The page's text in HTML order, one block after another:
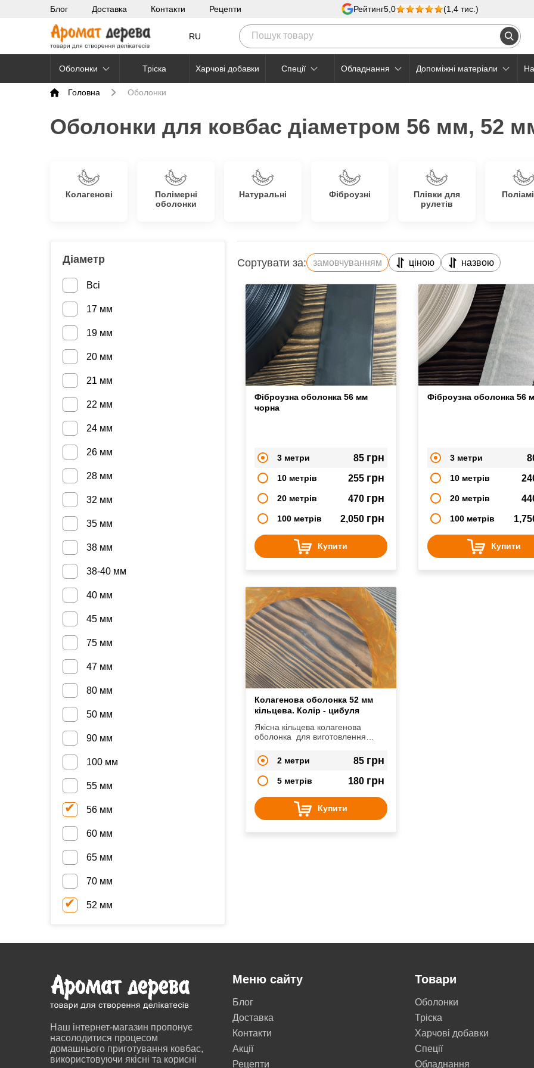
Блог Доставка Контакти Рецепти Рейтинг5,0 (1,4 тис.)
RU
Оболонки Тріска Харчові добавки Cпеції Обладнання Допоміжні матеріали
Головна Оболонки
Оболонки для ковбас діаметром 56 мм, 52
Колагенові
Полімерні
оболонки
Натуральні Фіброузні
Плівки для
рулетів
Діаметр
Всі
17 мм
19 мм
20 мм
21 мм
22 мм
24 мм
26 мм
28 мм
32 мм
35 мм
38 мм
38-40 мм
40 мм
45 мм
75 мм
47 мм
80 мм
50 мм
90 мм
100 мм
55 мм
56 мм
60 мм
65 мм
70 мм
52 мм
Сортувати за: замовчуванням ціною назвою
Фіброузна оболонка 56 мм
чорна
3 метри 85 грн
10 метрів 255 грн
20 метрів 470 грн
100 метрів 2,050 грн
Купити
Фіброузна оболонка 56
3 метри
10 метрів
20 метрів
100 метрів
Купити
Колагенова оболонка 52 мм
кільцева. Колір - цибуля
Якісна кільцева колагенова
оболонка для виготовлення
умовах.2 метри 85 грн
5 метрів 180 грн
Купити
Наш інтернет-магазин пропонує
насолодитися процесом
домашнього приготування ковбас,
використовуючи якісні та корисні
Меню сайту
Блог
Доставка
Контакти
Акції
Рецепти
Товари
Оболонки
Тріска
Харчові добавки
Cпеції
Обладнання